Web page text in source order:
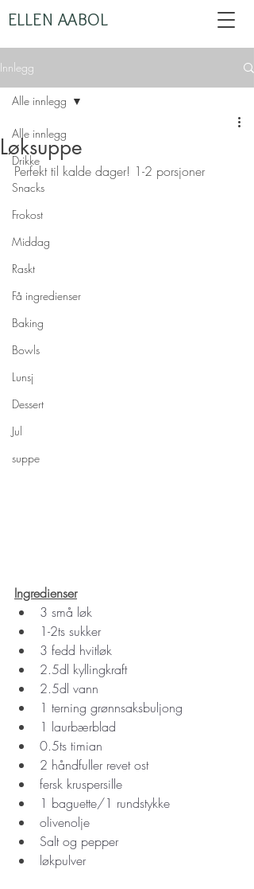
ELLEN AABOL
Innlegg
Alle innlegg
Drikke
Snacks
Frokost
Middag
Raskt
Få ingredienser
Baking
Bowls
Lunsj
Dessert
Jul
suppe
Alle innlegg
Løksuppe
Perfekt til kalde dager! 1-2 porsjoner
Ingredienser
3 små løk
1-2ts sukker
3 fedd hvitløk
2.5dl kyllingkraft
2.5dl vann
1 terning grønnsaksbuljong
1 laurbærblad
0.5ts timian
2 håndfuller revet ost
fersk kruspersille
1 baguette/1 rundstykke
olivenolje
Salt og pepper
løkpulver